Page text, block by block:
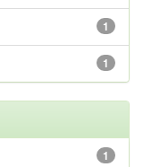
1
1
1